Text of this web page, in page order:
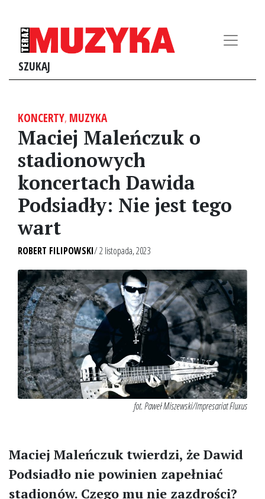
SZUKAJ
KONCERTY, MUZYKA
Maciej Maleńczuk o
stadionowych
koncertach Dawida
Podsiadły: Nie jest tego
wart
ROBERT FILIPOWSKI/ 2 listopada, 2023
fot. Paweł Miszewski/Impresariat Fluxus
Maciej Maleńczuk twierdzi, że Dawid
Podsiadło nie powinien zapełniać
stadionów. Czego mu nie zazdrości?